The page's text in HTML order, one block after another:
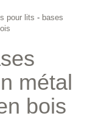
pour lits - bases
métal
bois